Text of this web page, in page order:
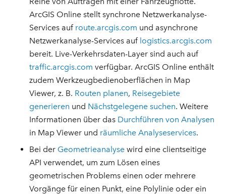
ArcGIS Online stellt synchrone Netzwerkanalyse-
Services auf route.arcgis.com und asynchrone
Netzwerkanalyse-Services auf logistics.arcgis.com
bereit. Live-Verkehrsdaten-Layer sind auch auf
traffic.arcgis.com verfügbar. ArcGIS Online enthält
zudem Werkzeugbedienoberflächen in Map
Viewer, z. B. Routen planen, Reisegebiete
generieren und Nächstgelegene suchen. Weitere
Informationen über das Durchführen von Analysen
in Map Viewer und räumliche Analyseservices.
Bei der Geometrieanalyse wird eine clientseitige
API verwendet, um zum Lösen eines
geometrischen Problems einen oder mehrere
Vorgänge für einen Punkt, eine Polylinie oder ein